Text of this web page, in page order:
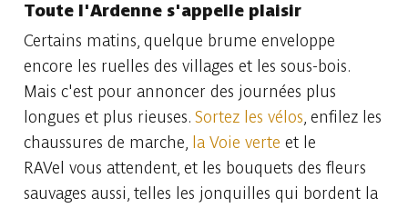
Toute l'Ardenne s'appelle plaisir
Certains matins, quelque brume enveloppe
encore les ruelles des villages et les sous-bois.
Mais c'est pour annoncer des journées plus
longues et plus rieuses. Sortez les vélos , enfilez les
chaussures de marche,
la Voie verte et le
RAVel vous attendent, et les bouquets des fleurs
sauvages aussi, telles les jonquilles qui bordent la